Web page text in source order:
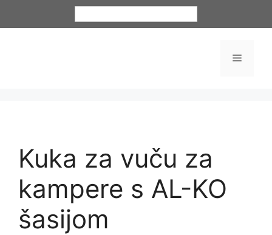
Kuka za vuču za
kampere s AL-KO
šasijom